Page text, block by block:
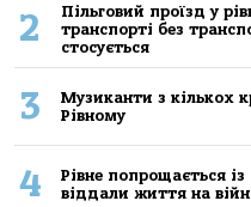
2
Пільговий проїзд у
транспорті без
стосується
3
Музиканти з кількох
Рівному
4
Рівне попрощається
віддали життя на